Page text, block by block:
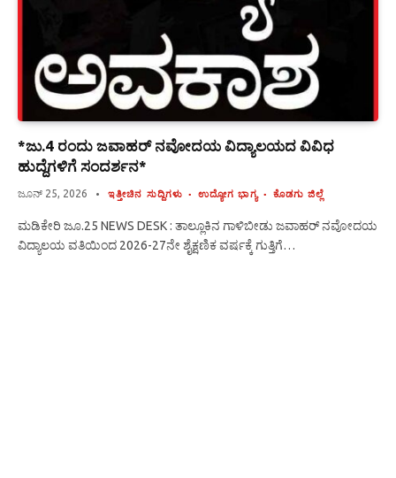
*ಜು.4 ರಂದು ಜವಾಹರ್ ನವೋದಯ ವಿದ್ಯಾಲಯದ ವಿವಿಧ
ಹುದ್ದೆಗಳಿಗೆ ಸಂದರ್ಶನ*
ಜೂನ್ 25, 2026 ಇತ್ತೀಚಿನ ಸುದ್ದಿಗಳು ಉದ್ಯೋಗ ಭಾಗ್ಯ ಕೊಡಗು ಜಿಲ್ಲೆ
ಮಡಿಕೇರಿ ಜೂ.25 NEWS DESK : ತಾಲ್ಲೂಕಿನ ಗಾಳಿಬೀಡು ಜವಾಹರ್ ನವೋದಯ
ವಿದ್ಯಾಲಯ ವತಿಯಿಂದ 2026-27ನೇ ಶೈಕ್ಷಣಿಕ ವರ್ಷಕ್ಕೆ ಗುತ್ತಿಗೆ…